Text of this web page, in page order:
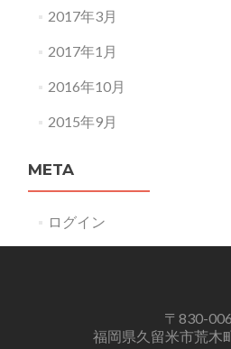
2017年3月
2017年1月
2016年10月
2015年9月
META
ログイン
〒830-
福岡県久留米市荒木